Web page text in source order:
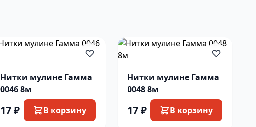
Нитки мулине Гамма
0046 8м
17 ₽ В корзину
Нитки мулине Гамма
0048 8м
17 ₽ В корзину